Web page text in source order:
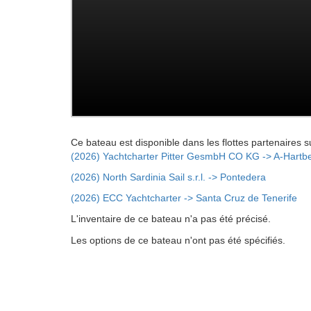
Ce bateau est disponible dans les flottes partenaires
(2026) Yachtcharter Pitter GesmbH CO KG -> A-
(2026) North Sardinia Sail s.r.l. -> Pontedera
(2026) ECC Yachtcharter -> Santa Cruz de Tenerife
L'inventaire de ce bateau n'a pas été précisé.
Les options de ce bateau n'ont pas été spécifiés.